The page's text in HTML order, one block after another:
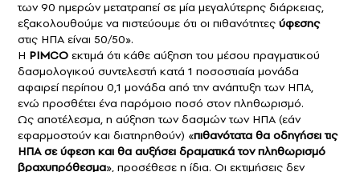
των 90 ημερών μετατραπεί σε μία μεγαλύτερης διάρκειας,
εξακολουθούμε να πιστεύουμε ότι οι πιθανότητες ύφεσης
στις ΗΠΑ είναι 50/50».
Η PIMCO εκτιμά ότι κάθε αύξηση του μέσου πραγματικού
δασμολογικού συντελεστή κατά 1 ποσοστιαία μονάδα
αφαιρεί περίπου 0,1 μονάδα από την ανάπτυξη των ΗΠΑ,
ενώ προσθέτει ένα παρόμοιο ποσό στον πληθωρισμό.
Ως αποτέλεσμα, η αύξηση των δασμών των ΗΠΑ (εάν
εφαρμοστούν και διατηρηθούν) «πιθανότατα θα οδηγήσει τις
ΗΠΑ σε ύφεση και θα αυξήσει δραματικά τον πληθωρισμό
βραχυπρόθεσμα», προσέθεσε η ίδια. Οι εκτιμήσεις δεν